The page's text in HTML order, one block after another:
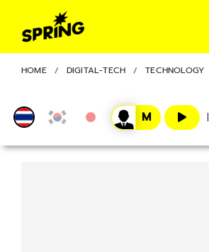
HOME DIGITAL-TECH TECHNOLOGY